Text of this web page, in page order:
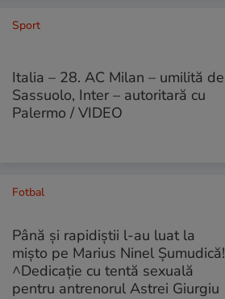
Sport
Italia – 28. AC Milan – umilită de
Sassuolo, Inter – autoritară cu
Palermo / VIDEO
Fotbal
Până și rapidiștii l-au luat la
mișto pe Marius Ninel Șumudică!
^Dedicație cu tentă sexuală
pentru antrenorul Astrei Giurgiu